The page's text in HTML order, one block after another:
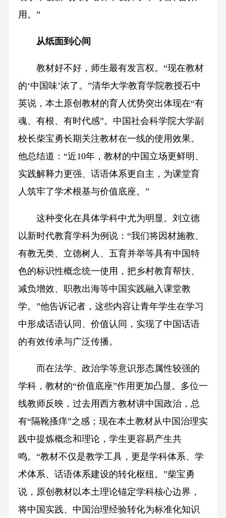
用。”
从纸面到心间
教材好不好，师生最有发言权。“现在教材
的‘中国味’浓了。”清华大学教育学院教授石中
英说，本土原创教材的育人优势突出体现在“有
魂、有根、有时代感”。中国社会科学院大学副
校长柴宝勇长期关注教材在一线的使用效果。
他总结道：“近10年，教材的中国立场更鲜明、
实践解释力更强、话语体系更自主，为课堂育
人筑牢了学术根基与价值底座。”
这种变化在具体学科中尤为明显。刘立德
以新时代教育学科为例说：“我们将因材施教、
有教无类、立德树人、五育并举等具有中国特
色的标识性概念统一使用，把乡村教育帮扶、
减负增效、职教出海等中国实践融入课堂教
学。”他告诉记者，这些内容让青年学生在学习
中形成话语认同、价值认同，实现了中国话语
的有效传承与广泛传播。
而在法学、政治学等意识形态属性较强的
学科，教材的“价值底座”作用更加凸显。多位一
线教师反映，过去用西方教材讲中国政治，总
有“隔靴搔痒”之感；现在本土教材从中国治理实
践中提炼概念和理论，学生更容易产生共
鸣。“教材不仅是教学工具，更是学科体系、学
术体系、话语体系建设的转化枢纽。”柴宝勇
说，原创教材以本土理论锚定学科核心边界，
将中国实践、中国治理经验转化为标准化知识